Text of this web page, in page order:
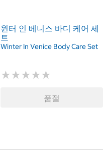
윈터 인 베니스 바디 케어 세
트
Winter In Venice Body Care Set
★★★★★
★★★★★
품절